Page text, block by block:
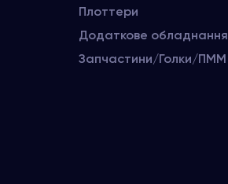
Плоттери
Додаткове обладнання
Запчастини/Голки/ПММ